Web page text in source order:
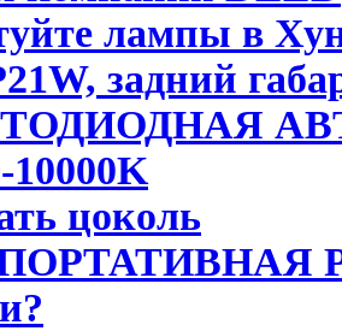
лампы в
задний
10000K
цоколь
ПОРТАТИВНАЯ